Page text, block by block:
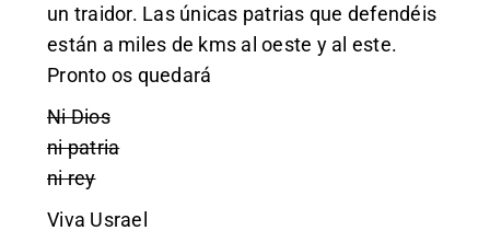
un traidor. Las únicas patrias que defendéis
están a miles de kms al oeste y al este.
Pronto os quedará
Ni Dios
ni patria
ni rey
Viva Usrael